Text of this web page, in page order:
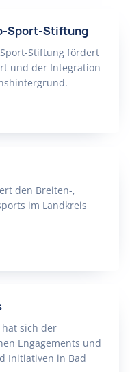
Sport-Stiftung
Stiftung fördert
und der Integration
den Breiten-,
im Landkreis
hat sich der
Engagements und
Initiativen in Bad